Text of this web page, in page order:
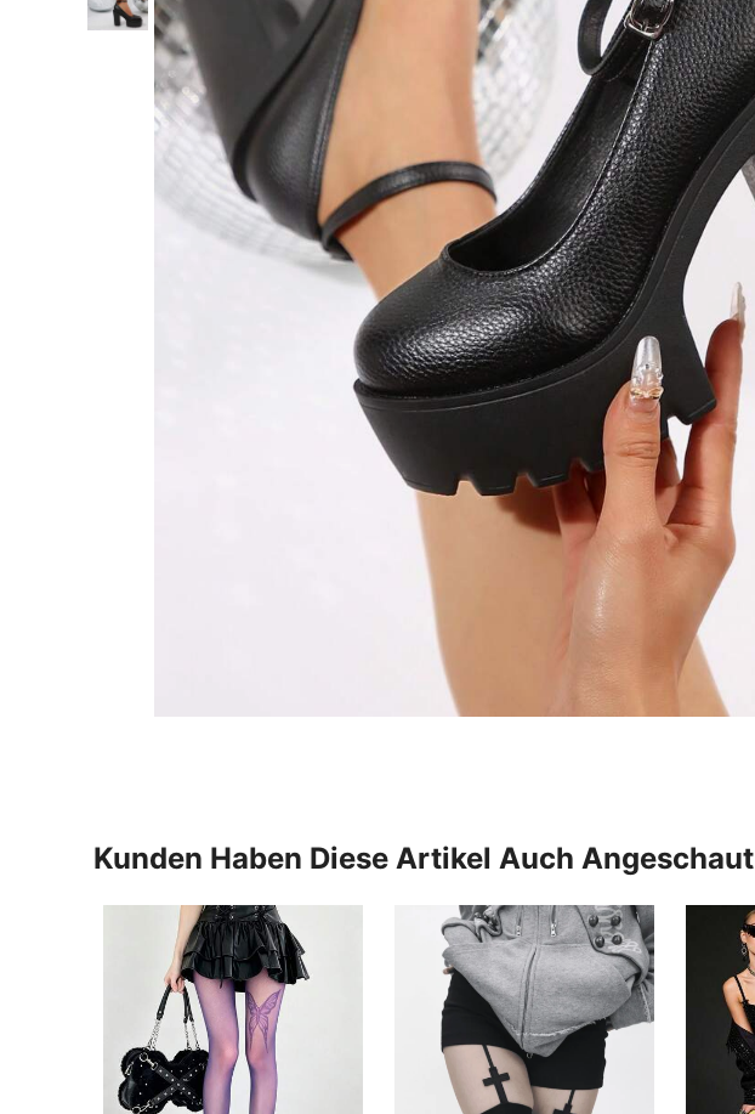
Kunden Haben Diese Artikel Auch Angeschaut